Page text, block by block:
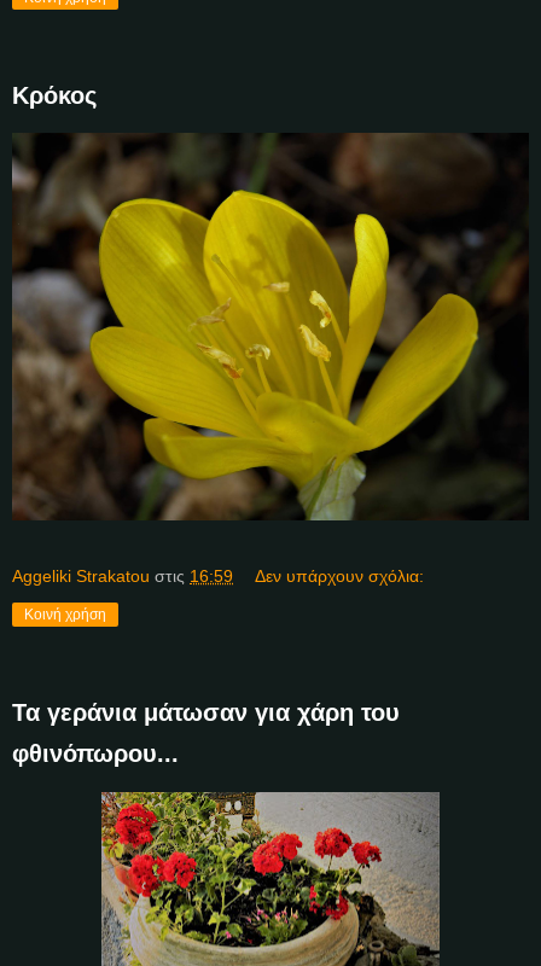
Κρόκος
Aggeliki Strakatou στις 16:59 Δεν υπάρχουν σχόλια:
Κοινή χρήση
Τα γεράνια μάτωσαν για χάρη του
φθινόπωρου...